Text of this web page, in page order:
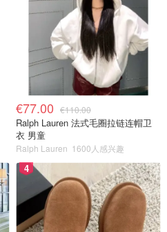
€77.00 €110.00
Ralph Lauren 法式毛圈拉链连帽卫
衣 男童
Ralph Lauren 1600人感兴趣
4